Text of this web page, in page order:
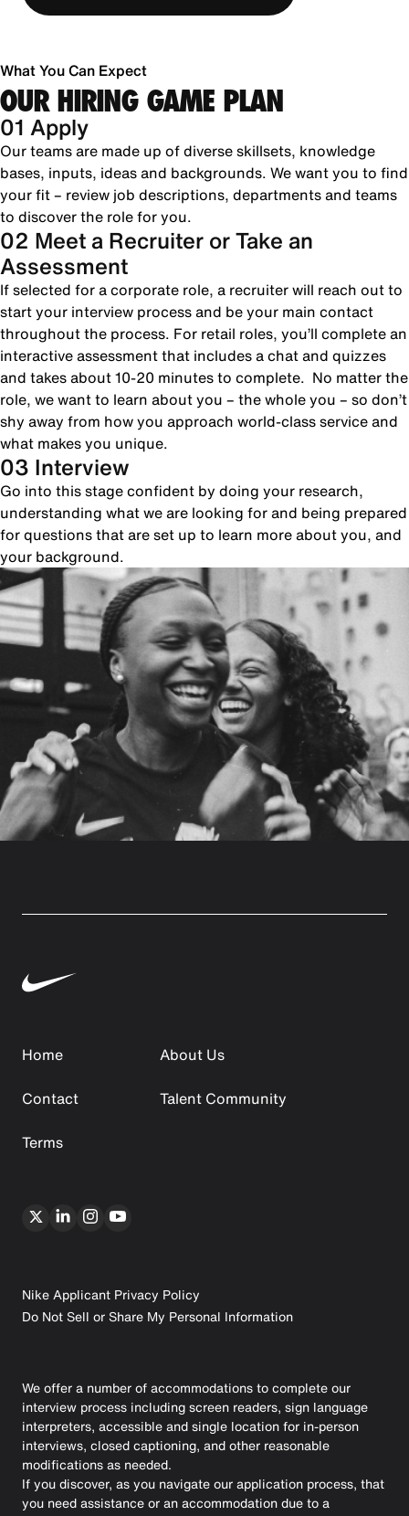
What You Can Expect
OUR HIRING GAME PLAN
01 Apply
Our teams are made up of diverse skillsets, knowledge
bases, inputs, ideas and backgrounds. We want you to find
your fit – review job descriptions, departments and teams
to discover the role for you.
02 Meet a Recruiter or Take an
Assessment
If selected for a corporate role, a recruiter will reach out to
start your interview process and be your main contact
throughout the process. For retail roles, you’ll complete an
interactive assessment that includes a chat and quizzes
and takes about 10-20 minutes to complete. No matter the
role, we want to learn about you – the whole you – so don’t
shy away from how you approach world-class service and
what makes you unique.
03 Interview
Go into this stage confident by doing your research,
understanding what we are looking for and being prepared
for questions that are set up to learn more about you, and
your background.
Home
About Us
Contact
Talent Community
Terms
Nike Applicant Privacy Policy
Do Not Sell or Share My Personal Information
We offer a number of accommodations to complete our
interview process including screen readers, sign language
interpreters, accessible and single location for in-person
interviews, closed captioning, and other reasonable
modifications as needed.
If you discover, as you navigate our application process, that
you need assistance or an accommodation due to a